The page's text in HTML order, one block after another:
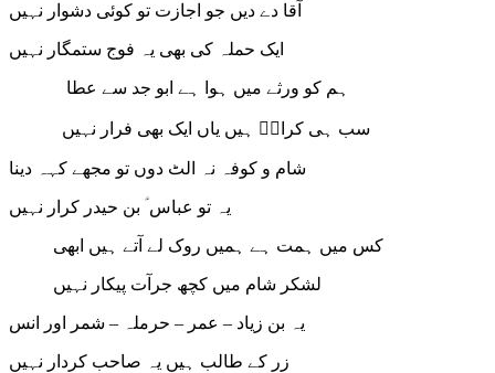
آقا دے دیں جو اجازت تو کوئی دشوار نہیں
ایک حملہ کی بھی یہ فوج ستمگار نہیں
ہم کو ورثے میں ہوا ہے ابو جد سے عطا
سب ہی کرارؑ ہیں یاں ایک بھی فرار نہیں
شام و کوفہ نہ الٹ دوں تو مجھے کہہ دینا
یہ تو عباس ؑ بن حیدر کرار نہیں
کس میں ہمت ہے ہمیں روک لے آتے ہیں ابھی
لشکر شام میں کچھ جرآت پیکار نہیں
یہ بن زیاد – عمر – حرملہ – شمر اور انس
زر کے طالب ہیں یہ صاحب کردار نہیں